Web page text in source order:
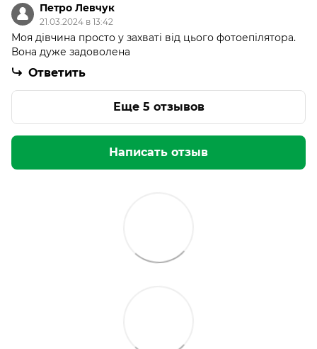
Петро Левчук
21.03.2024 в 13:42
Моя дівчина просто у захваті від цього фотоепілятора.
Вона дуже задоволена
Ответить
Еще 5 отзывов
Написать отзыв